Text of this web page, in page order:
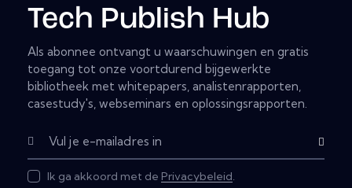
Tech Publish Hub
Als abonnee ontvangt u waarschuwingen en gratis
toegang tot onze voortdurend bijgewerkte
bibliotheek met whitepapers, analistenrapporten,
casestudy's, webseminars en oplossingsrapporten.
Subscribe
Ik ga akkoord met de Privacybeleid.